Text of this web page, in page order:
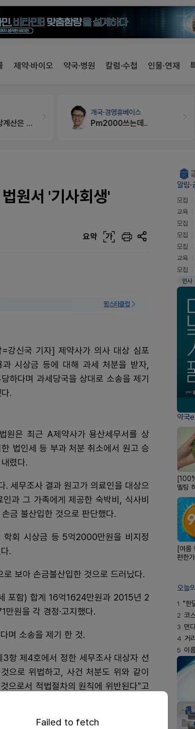
제약·바이오 약국·병원 칼럼·수첩 인물·연재
노동자의 날 수당계산은 어떻게 되나요
개국·경영휴베이스
Pm2000쓰는데..
원서 '기사회생'
요약 가
팜스타클럽
=강신국 기자] 제약사가 의사 대상 심포
과 시상금 등에 대해 과세 처분을 받자,
하다며 과세당국을 상대로 소송을 제기
.
원은 최근 A제약사가 용산세무서를 상
법인세 등 부과 처분 취소에서 원고 승
렸다.
세무조사 결과 원고가 의료인을 대상으
과 그 가족에게 제공한 숙박비, 식사비
금 불산입한 것으로 판단했다.
학회 시상금 등 5억2000만원을 비지정
.
보아 손금불산입한 것으로 드러났다.
포함) 합계 16억1624만원과 2015년 2
원을 각 경정·고지했다.
며 소송을 제기 한 것.
항 제4호에서 정한 세무조사 대상자 선
으로 위법하고, 사건 처분도 위와 같이
으로서 적법절차의 원칙에 위반된다"고
서 말하는 '신고 내용에 탈루나 오류의
알림·
모집
교육
모집
모집
모집
교육
모집
인사
약국
멜팅
마사
[여름
편한
오늘
1 "한
2 코
3 먼
4 거
5 이
Failed to fetch